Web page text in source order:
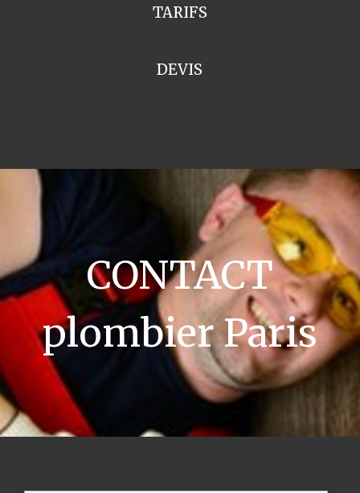
TARIFS
DEVIS
CONTACT
plombier Paris